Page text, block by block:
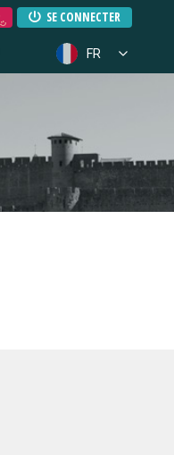
SE CONNECTER
FR